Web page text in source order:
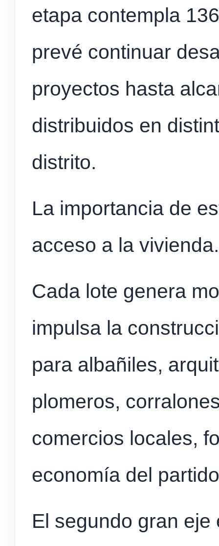
etapa contempla
prevé continuar
proyectos hasta
distribuidos en
distrito.
La importancia de
acceso a la vivienda.
Cada lote genera
impulsa la
para albañiles,
plomeros,
comercios locales,
economía del
El segundo gran